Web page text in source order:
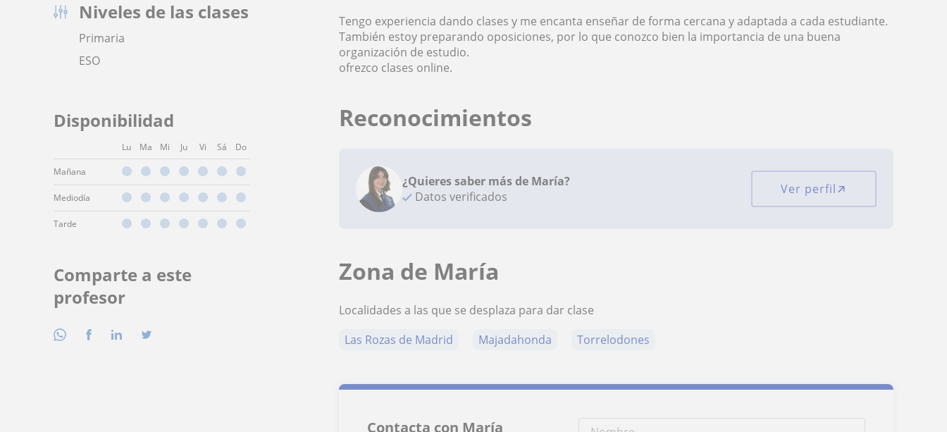
Niveles de las clases
Primaria
ESO
Disponibilidad
Lu Ma Mi Ju Vi Sá Do
Mañana
Mediodía
Tarde
Comparte a este
profesor
Tengo experiencia dando clases y me encanta enseñar de forma cercana y adaptada a cada estudiante.
También estoy preparando oposiciones, por lo que conozco bien la importancia de una buena
organización de estudio.
ofrezco clases online.
Reconocimientos
¿Quieres saber más de María?
Datos verificados
Ver perfil
Zona de María
Localidades a las que se desplaza para dar clase
Las Rozas de Madrid
Majadahonda Torrelodones
Contacta con María